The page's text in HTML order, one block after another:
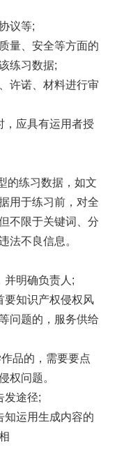
议等;
量、安全等方面的
练习数据;
许诺、材料进行审
，应具有运用者授
的练习数据，如文
用于练习前，对全
不限于关键词、分
法不良信息。
并明确负责人;
要知识产权侵权风
问题的，服务供给
品的，需要要点
权问题。
发途径;
知运用生成内容的